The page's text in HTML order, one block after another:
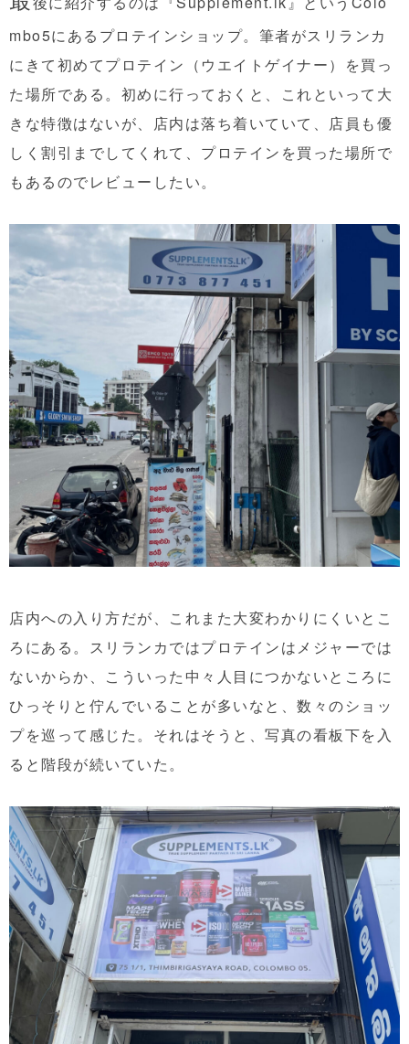
mbo5にあるプロテインショップ。筆者がスリランカ
にきて初めてプロテイン（ウエイトゲイナー）を買っ
た場所である。初めに行っておくと、これといって大
きな特徴はないが、店内は落ち着いていて、店員も優
しく割引までしてくれて、プロテインを買った場所で
もあるのでレビューしたい。
店内への入り方だが、これまた大変わかりにくいとこ
ろにある。スリランカではプロテインはメジャーでは
ないからか、こういった中々人目につかないところに
ひっそりと佇んでいることが多いなと、数々のショッ
プを巡って感じた。それはそうと、写真の看板下を入
ると階段が続いていた。